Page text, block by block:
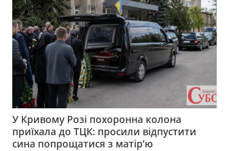
У Кривому Розі похоронна колона
приїхала до ТЦК: просили відпустити
сина попрощатися з матір’ю